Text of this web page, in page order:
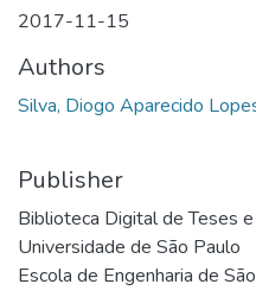
2017-11-15
Authors
Silva, Diogo Aparecido
Publisher
Biblioteca Digital de Teses
Universidade de São Paulo
Escola de Engenharia de